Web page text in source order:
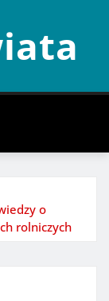
o
rolniczych